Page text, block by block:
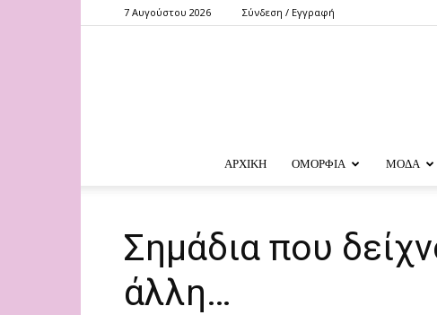
7 Αυγούστου 2026 Σύνδεση / Εγγραφή
ΑΡΧΙΚΗ ΟΜΟΡΦΙΑ ΜΟΔΑ
Σημάδια που
άλλη…